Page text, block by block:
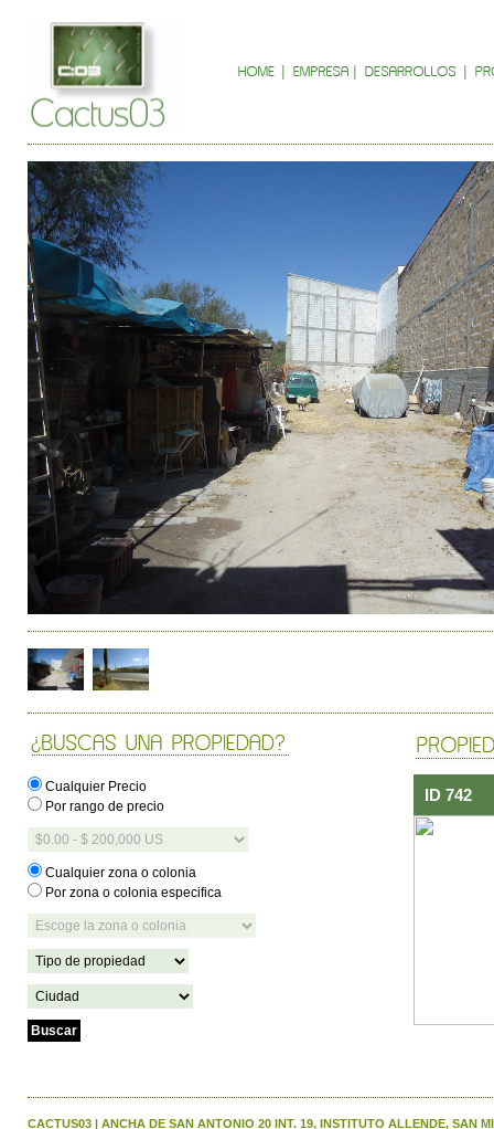
Cualquier Precio
Por rango de precio
Cualquier zona o colonia
Por zona o colonia especifica
ID 742
CACTUS03 | ANCHA DE SAN ANTONIO 20 INT. 19, INSTITUTO ALLENDE, SAN